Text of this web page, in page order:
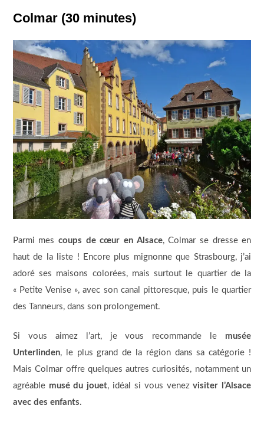
Colmar (30 minutes)
Parmi mescoups de cœur en Alsace, Colmar se dresse en
haut de la liste ! Encore plus mignonne que Strasbourg, j’ai
adoré ses maisons colorées, mais surtout le quartier de la
« Petite Venise », avec son canal pittoresque, puis le quartier
des Tanneurs, dans son prolongement.
Si vous aimez l’art, je vous recommande le musée
Unterlinden, le plus grand de la région dans sa catégorie !
Mais Colmar offre quelques autres curiosités, notamment un
agréable musé du jouet, idéal si vous venezvisiter l’Alsace
avec des enfants.